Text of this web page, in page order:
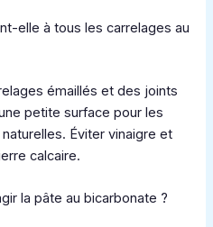
elle à tous les carrelages au
émaillés et des joints
petite surface pour les
Éviter vinaigre et
calcaire.
la pâte au bicarbonate ?